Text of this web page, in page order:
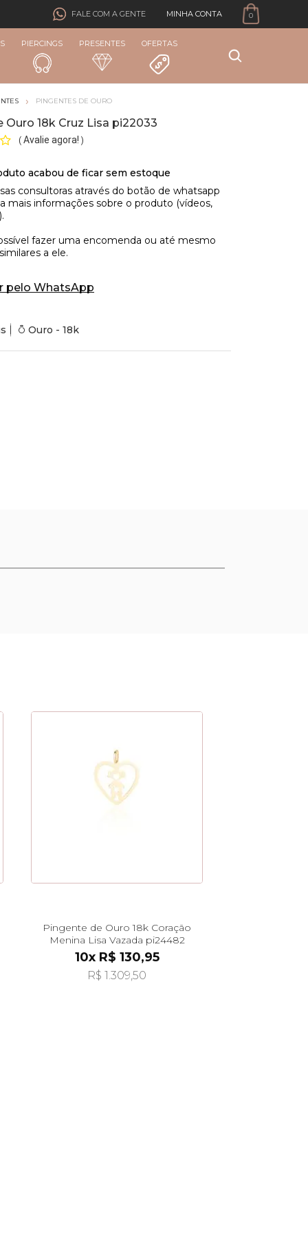
FALE COM A GENTE MINHA CONTA 0
PIERCINGS PRESENTES OFERTAS
PINGENTES DE OURO
Ouro 18k Cruz Lisa pi22033
( Avalie agora! )
pelo WhatsApp
Ouro - 18k
Pingente de Ouro 18k Coração
Menina Lisa Vazada pi24482
10x R$ 130,95
R$ 1.309,50